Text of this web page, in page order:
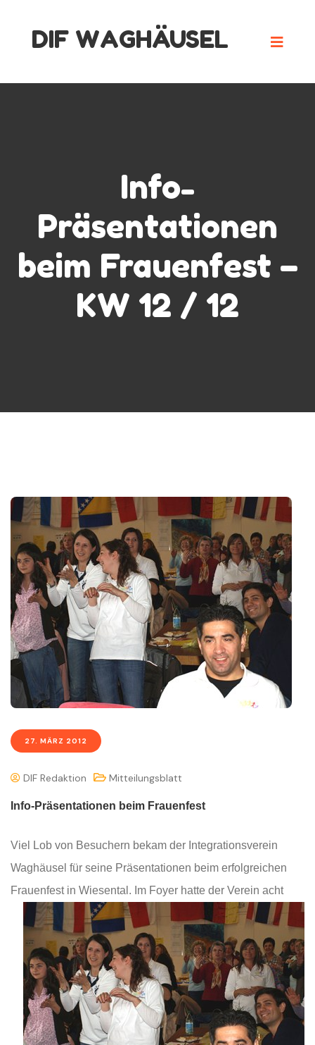
DIF WAGHÄUSEL
Info-
Präsentationen
beim Frauenfest –
KW 12 / 12
27. MÄRZ 2012
DIF Redaktion Mitteilungsblatt
Info-Präsentationen beim Frauenfest
Viel Lob von Besuchern bekam der Integrationsverein
Waghäusel für seine Präsentationen beim erfolgreichen
Frauenfest in Wiesental. Im Foyer hatte der Verein acht